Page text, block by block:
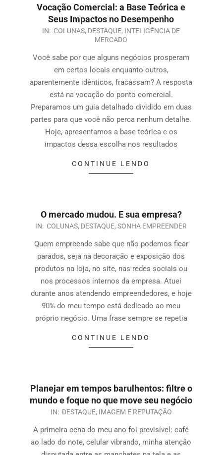
Vocação Comercial: a Base Teórica e
Seus Impactos no Desempenho
IN: COLUNAS, DESTAQUE, INTELIGÊNCIA DE
MERCADO
Você sabe por que alguns negócios prosperam
em certos locais enquanto outros,
aparentemente idênticos, fracassam? A resposta
está na vocação do ponto comercial.
Preparamos um guia detalhado dividido em duas
partes para que você não perca nenhum detalhe.
Hoje, apresentamos a base teórica e os
impactos dessa escolha nos resultados
CONTINUE LENDO
O mercado mudou. E sua empresa?
IN: COLUNAS, DESTAQUE, SONHA EMPREENDER
Quem empreende sabe que não podemos ficar
parados, seja na decoração e exposição dos
produtos na loja, no site, nas redes sociais ou
nos processos internos da empresa. Atuei
durante anos atendendo empreendedores, e hoje
90% do meu tempo está dedicado ao meu
próprio negócio. Uma frase sempre se repetia
CONTINUE LENDO
Planejar em tempos barulhentos: filtre o
mundo e foque no que move seu negócio
IN: DESTAQUE, IMAGEM E REPUTAÇÃO
A primeira cena do meu ano foi previsível: café
ao lado do note, celular vibrando, minha atenção